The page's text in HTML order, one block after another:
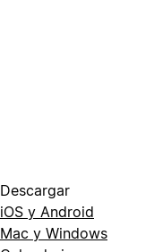
Descargar
iOS y Android
Mac y Windows